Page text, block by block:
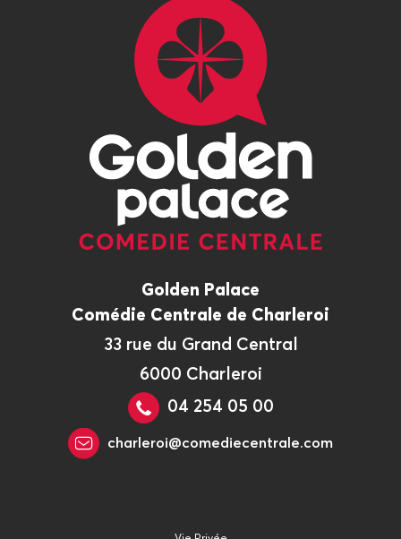
Golden Palace
Comédie Centrale de Charleroi
33 rue du Grand Central
6000 Charleroi
04 254 05 00
charleroi@comediecentrale.com